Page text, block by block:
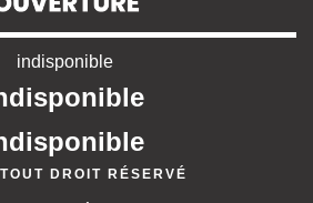
indisponible
DROIT RÉSERVÉ